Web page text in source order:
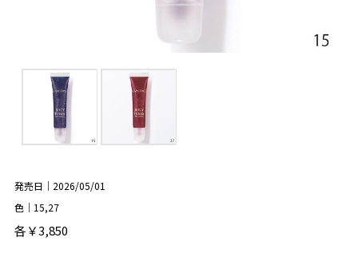
発売日｜2026/05/01
色｜15,27
各￥3,850